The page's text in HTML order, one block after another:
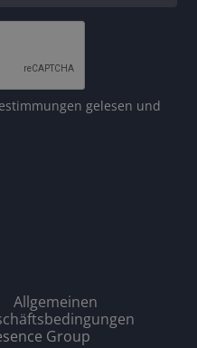
gelesen und
Allgemeinen
Group